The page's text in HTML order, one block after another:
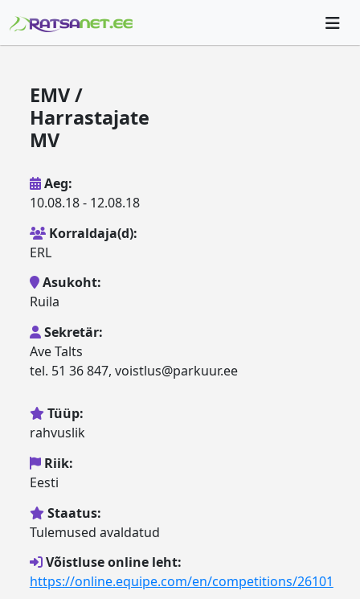
EMV /
Harrastajate
MV
Aeg:
10.08.18 - 12.08.18
Korraldaja(d):
ERL
Asukoht:
Ruila
Sekretär:
Ave Talts
tel. 51 36 847, voistlus@parkuur.ee
Tüüp:
rahvuslik
Riik:
Eesti
Staatus:
Tulemused avaldatud
Võistluse online leht:
https://online.equipe.com/en/competitions/26101